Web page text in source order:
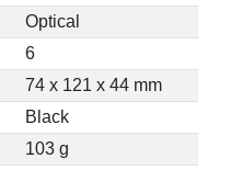
Optical
6
74 x 121 x 44 mm
Black
103 g